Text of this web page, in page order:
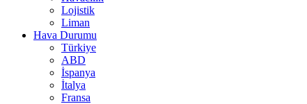
Lojistik
Liman
Hava Durumu
Türkiye
ABD
İspanya
İtalya
Fransa